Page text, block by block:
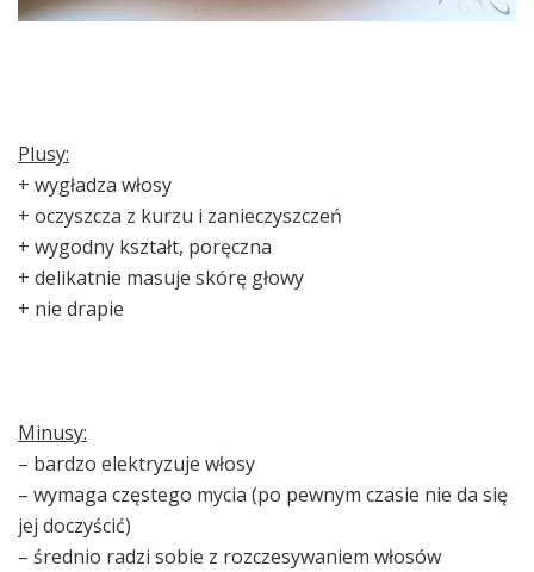
Plusy:
+ wygładza włosy
+ oczyszcza z kurzu i zanieczyszczeń
+ wygodny kształt, poręczna
+ delikatnie masuje skórę głowy
+ nie drapie
Minusy:
– bardzo elektryzuje włosy
– wymaga częstego mycia (po pewnym czasie nie da się
jej doczyścić)
– średnio radzi sobie z rozczesywaniem włosów